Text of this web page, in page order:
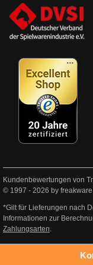
Kundenbewertungen von
© 1997 - 2026 by freakware
*Gilt für Lieferungen nach
Informationen zur
Zahlungsarten.